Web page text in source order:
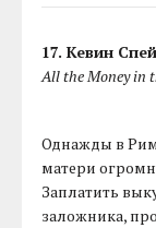
17. Кевин
All the Money in
Однажды в
матери
Заплатить
заложника,